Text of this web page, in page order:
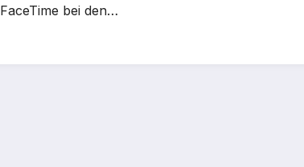
FaceTime bei den…